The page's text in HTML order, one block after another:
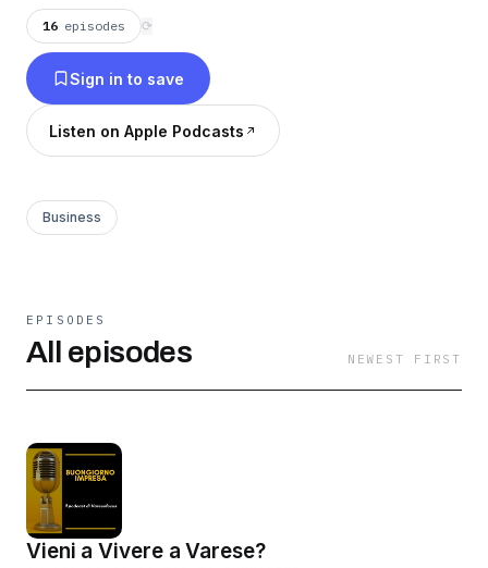
16 episodes ⟳
Sign in to save
Listen on Apple Podcasts
Business
EPISODES
All episodes NEWEST FIRST
Vieni a Vivere a Varese?